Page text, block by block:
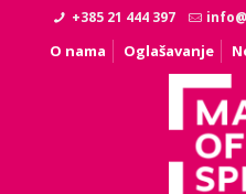
+385 21 444 397
O nama Oglašavanje